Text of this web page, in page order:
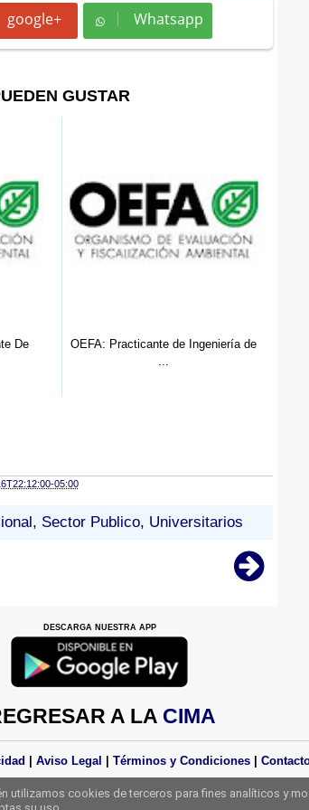
google+ Whatsapp
Whatsapp
GUSTAR
de Ingeniería de
OEFA Ica: Practicante De
05:00
, Sector Publico, Universitarios
DESCARGA NUESTRA APP
A LA CIMA
Aviso Legal Términos y Condiciones
Reservados Practicas Perú 2025
utilizamos cookies de terceros para fines analíticos y